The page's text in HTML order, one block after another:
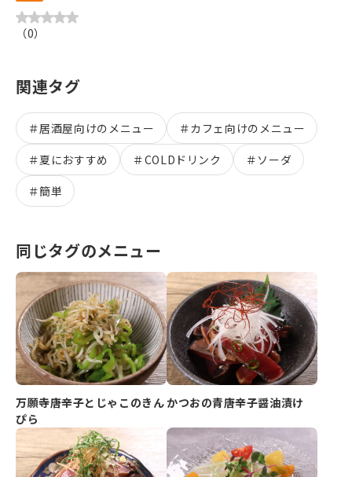
（0）
関連タグ
＃居酒屋向けのメニュー ＃カフェ向けのメニュー
＃夏におすすめ ＃COLDドリンク ＃ ソーダ
＃簡単
同じタグのメニュー
万願寺唐辛子とじゃこのきん
ぴら
かつおの青唐辛子醤油漬け